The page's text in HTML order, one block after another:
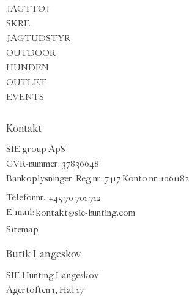
JAGTTØJ
SKRE
JAGTUDSTYR
OUTDOOR
HUNDEN
OUTLET
EVENTS
Kontakt
SIE group ApS
CVR-nummer: 37836648
Bankoplysninger: Reg nr: 7417 Konto nr: 1061182
Telefonnr.: +45 70 701 712
E-mail: kontakt@sie-hunting.com
Sitemap
Butik Langeskov
SIE Hunting Langeskov
Agertoften 1, Hal 17